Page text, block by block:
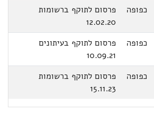
כפופה
פרסום לתוקף ברשומות
12.02.20
כפופה
פרסום לתוקף בעיתונים
10.09.21
כפופה
פרסום לתוקף ברשומות
15.11.23